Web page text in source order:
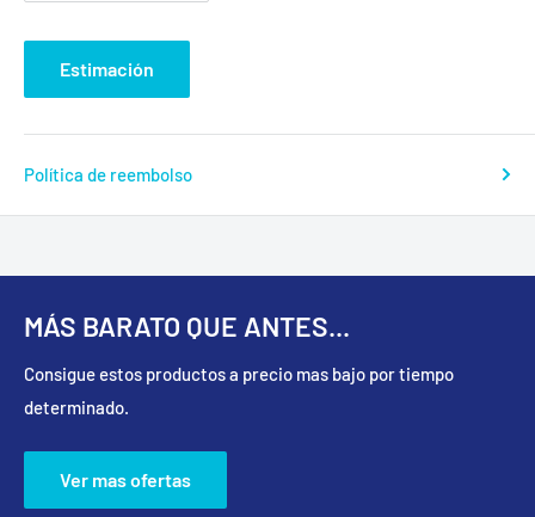
Estimación
Política de reembolso
MÁS BARATO QUE ANTES...
Consigue estos productos a precio mas bajo por tiempo
determinado.
Ver mas ofertas